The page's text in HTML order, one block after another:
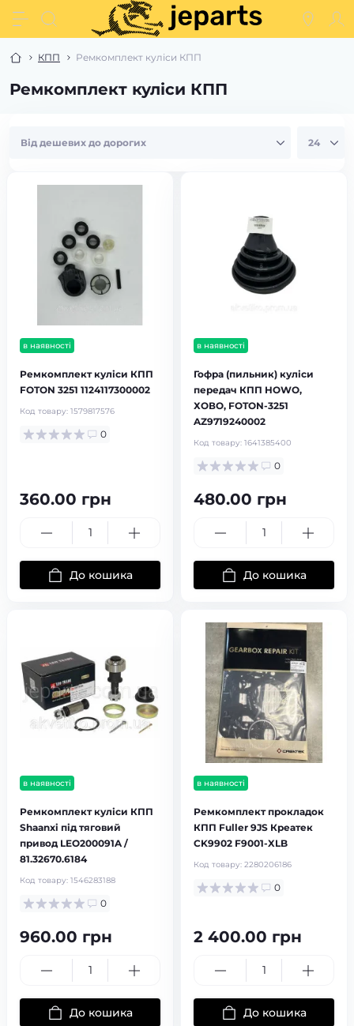
КПП Ремкомплект куліси КПП
Ремкомплект куліси КПП
в наявності
Ремкомплект куліси КПП
FOTON 3251 1124117300002
Код товару: 1579817576
0
360.00 грн
До кошика
в наявності
Гофра (пильник) куліси
передач КПП HOWO,
ХОВО, FOTON-3251
AZ9719240002
Код товару: 1641385400
0
480.00 грн
До кошика
в наявності
Ремкомплект куліси КПП
Shaanxi під тяговий
привод LEO200091A /
81.32670.6184
Код товару: 1546283188
0
960.00 грн
До кошика
в наявності
Ремкомплект прокладок
КПП Fuller 9JS Креатек
CK9902 F9001-XLB
Код товару: 2280206186
0
2 400.00 грн
До кошика